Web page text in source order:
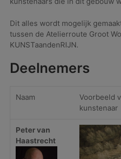
Dit alles wordt mogelijk
tussen de Atelierroute Groot
KUNSTaandenRIJN.
Deelnemers
Naam
Voorbeeld
kunstenaar
Peter van
Haastrecht